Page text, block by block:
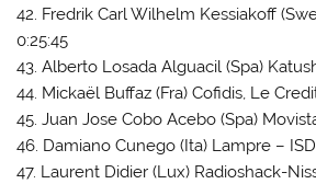
42. Fredrik Carl Wilhelm Kessiakoff
0:25:45
43. Alberto Losada Alguacil (Spa)
44. Mickaël Buffaz (Fra) Cofidis, Le
45. Juan Jose Cobo Acebo (Spa)
46. Damiano Cunego (Ita) Lampre –
47. Laurent Didier (Lux) Radioshack-